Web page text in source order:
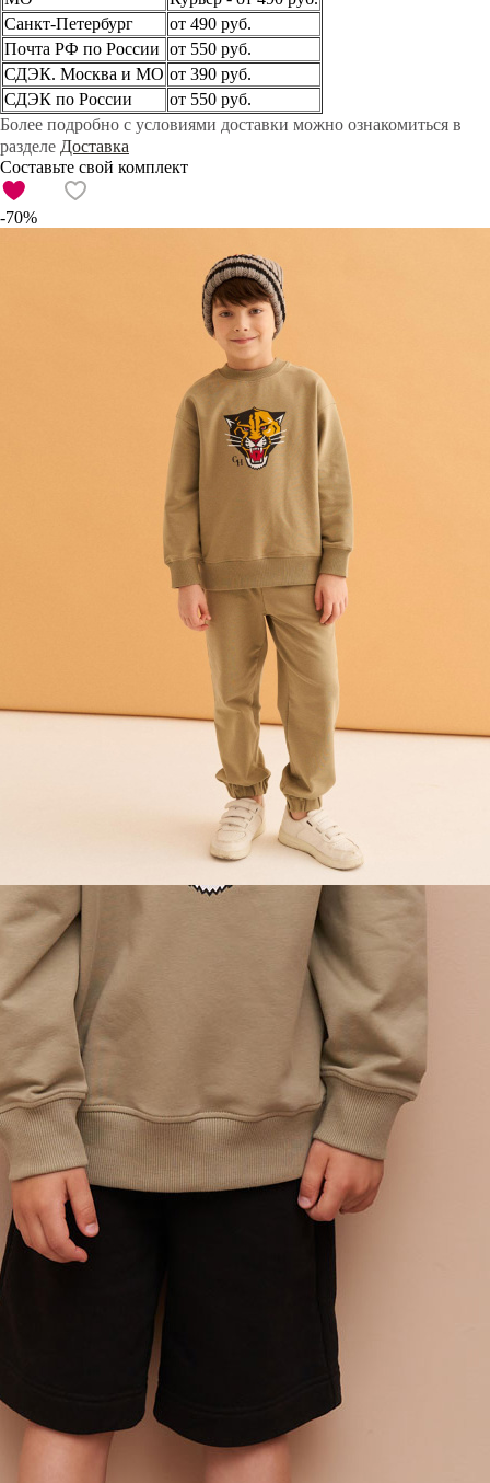
Санкт-Петербург
от 490 руб.
Почта РФ по России от 550 руб.
СДЭК. Москва и МО от 390 руб.
СДЭК по России
от 550 руб.
Более подробно с условиями доставки можно ознакомиться в
разделе Доставка
Составьте свой комплект
-70%